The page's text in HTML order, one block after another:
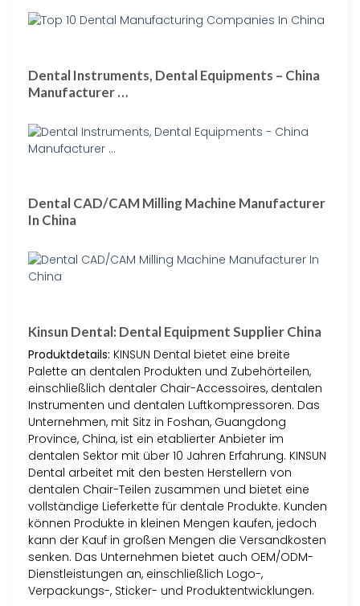
Dental Instruments, Dental Equipments – China
Manufacturer …
Dental CAD/CAM Milling Machine Manufacturer
In China
Kinsun Dental: Dental Equipment Supplier China
Produktdetails: KINSUN Dental bietet eine breite
Palette an dentalen Produkten und Zubehörteilen,
einschließlich dentaler Chair-Accessoires, dentalen
Instrumenten und dentalen Luftkompressoren. Das
Unternehmen, mit Sitz in Foshan, Guangdong
Province, China, ist ein etablierter Anbieter im
dentalen Sektor mit über 10 Jahren Erfahrung. KINSUN
Dental arbeitet mit den besten Herstellern von
dentalen Chair-Teilen zusammen und bietet eine
vollständige Lieferkette für dentale Produkte. Kunden
können Produkte in kleinen Mengen kaufen, jedoch
kann der Kauf in großen Mengen die Versandkosten
senken. Das Unternehmen bietet auch OEM/ODM-
Dienstleistungen an, einschließlich Logo-,
Verpackungs-, Sticker- und Produktentwicklungen.